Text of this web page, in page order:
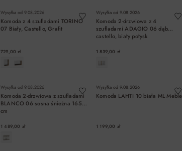
Wysyłka od 9.08.2026
Komoda z 4 szufladami TORINO
07 Biały, Castello, Grafit
729,00 zł
Wysyłka od 9.08.2026
Komoda 2-drzwiowa z 4
szufladami ADAGIO 06 dąb
castello, biały połysk
1 839,00 zł
Wysyłka od 9.08.2026
Komoda 2-drzwiowa z szufladami
BLANCO 06 sosna śnieżna 165
cm
1 489,00 zł
Wysyłka od 9.08.2026
Komoda LAHTI 10 biała ML Meble
1 199,00 zł